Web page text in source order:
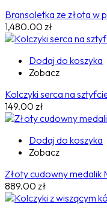
Bransoletka ze złota w
1,480.00 zł
Dodaj do koszyka
Zobacz
Kolczyki serca na
149.00 zł
Dodaj do koszyka
Zobacz
Złoty cudowny medalik
889.00 zł